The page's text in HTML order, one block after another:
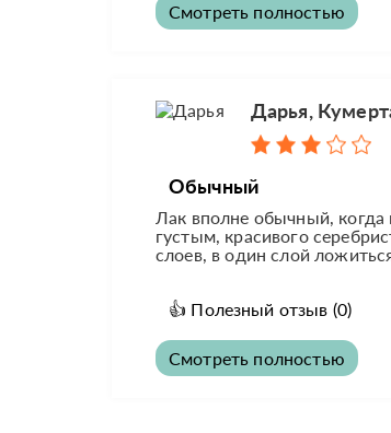
Смотреть полностью
Дарья,
Обычный
Лак вполне обычный, когда
густым, красивого
слоев, в один слой
👍 Полезный отзыв (0)
Смотреть полностью